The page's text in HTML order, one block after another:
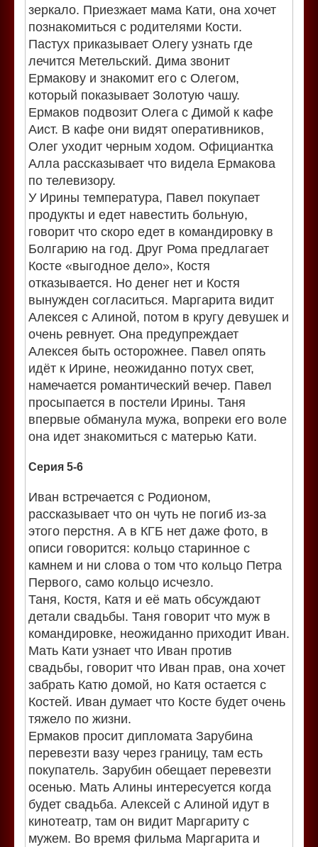
зеркало. Приезжает мама Кати, она хочет
познакомиться с родителями Кости.
Пастух приказывает Олегу узнать где
лечится Метельский. Дима звонит
Ермакову и знакомит его с Олегом,
который показывает Золотую чашу.
Ермаков подвозит Олега с Димой к кафе
Аист. В кафе они видят оперативников,
Олег уходит черным ходом. Официантка
Алла рассказывает что видела Ермакова
по телевизору.
У Ирины температура, Павел покупает
продукты и едет навестить больную,
говорит что скоро едет в командировку в
Болгарию на год. Друг Рома предлагает
Косте «выгодное дело», Костя
отказывается. Но денег нет и Костя
вынужден согласиться. Маргарита видит
Алексея с Алиной, потом в кругу девушек и
очень ревнует. Она предупреждает
Алексея быть осторожнее. Павел опять
идёт к Ирине, неожиданно потух свет,
намечается романтический вечер. Павел
просыпается в постели Ирины. Таня
впервые обманула мужа, вопреки его воле
она идет знакомиться с матерью Кати.
Серия 5-6
Иван встречается с Родионом,
рассказывает что он чуть не погиб из-за
этого перстня. А в КГБ нет даже фото, в
описи говорится: кольцо старинное с
камнем и ни слова о том что кольцо Петра
Первого, само кольцо исчезло.
Таня, Костя, Катя и её мать обсуждают
детали свадьбы. Таня говорит что муж в
командировке, неожиданно приходит Иван.
Мать Кати узнает что Иван против
свадьбы, говорит что Иван прав, она хочет
забрать Катю домой, но Катя остается с
Костей. Иван думает что Косте будет очень
тяжело по жизни.
Ермаков просит дипломата Зарубина
перевезти вазу через границу, там есть
покупатель. Зарубин обещает перевезти
осенью. Мать Алины интересуется когда
будет свадьба. Алексей с Алиной идут в
кинотеатр, там он видит Маргариту с
мужем. Во время фильма Маргарита и